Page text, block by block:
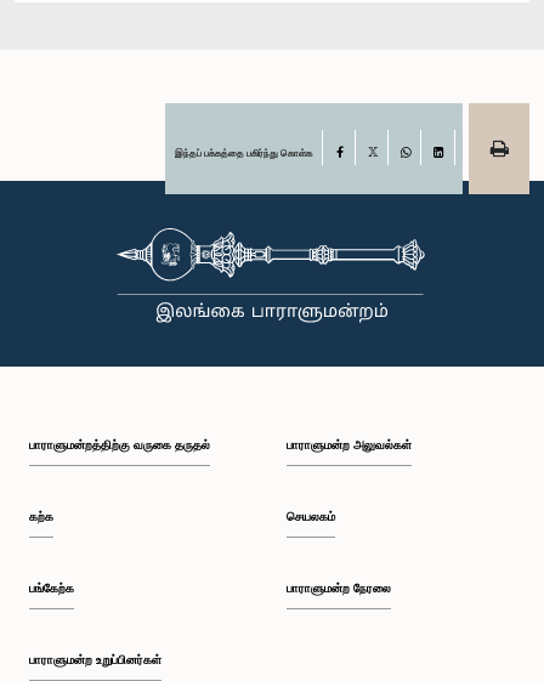
இந்தப் பக்கத்தை பகிர்ந்து கொள்க Facebook
பாராளுமன்றத்திற்கு வருகை தருதல்
கற்க
பங்கேற்க
பாராளுமன்ற உறுப்பினர்கள்
பாராளுமன்ற அலுவல்கள்
செயலகம்
பாராளுமன்ற நேரலை